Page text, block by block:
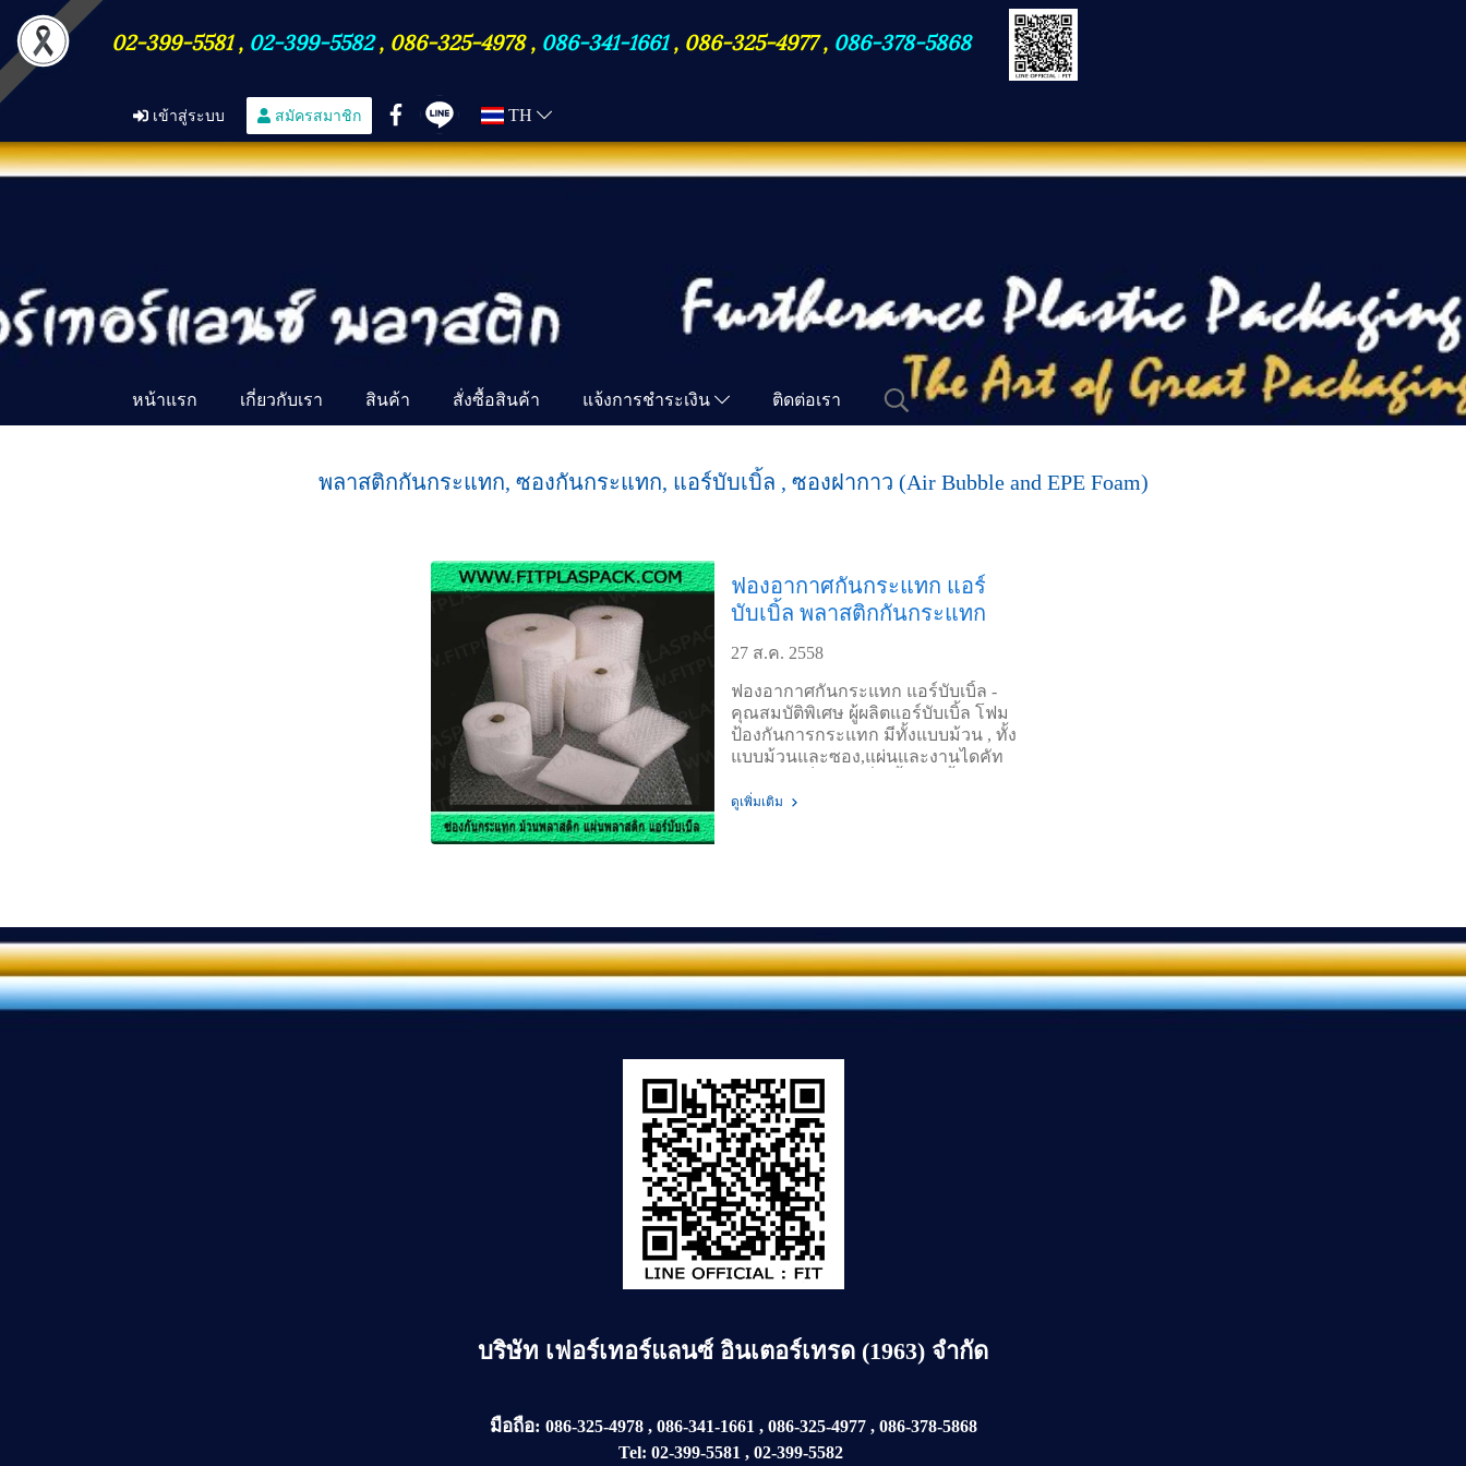
02-399-5581, 02-399-5582, 086-325-4978, 086-341-1661, 086-325-4977, 086-378-5868
เข้าสู่ระบบ สมัครสมาชิก TH
หน้าแรก เกี่ยวกับเรา สินค้า สั่งซื้อสินค้า แจ้งการชำระเงิน ติดต่อเรา
พลาสติกกันกระแทก, ซองกันกระแทก, แอร์บับเบิ้ล , ซองฝากาว (Air Bubble and EPE Foam)
ฟองอากาศกันกระแทก แอร์
บับเบิ้ล พลาสติกกันกระแทก
27 ส.ค. 2558
ฟองอากาศกันกระแทก แอร์บับเบิ้ล -
คุณสมบัติพิเศษ ผู้ผลิตแอร์บับเบิ้ล โฟม
ป้องกันการกระแทก มีทั้งแบบม้วน , ทั้ง
แบบม้วนและซอง,แผ่นและงานไดคัท
เบามีความยืดหยุ่นสูง วัสดุที่นิยมใช้
ทั้งนี้การเลือกใช้ฟองอากาศจำเป็นต้อง
พิจารณาตามคุณสมบัติต่างกันมีความ
หนาหลายขนาดและหลายแบบ แบบ
ธรรมดา แบบใส่สาร Anti-static (คือการ
ดูเพิ่มเติม
บริษัท เฟอร์เทอร์แลนซ์ อินเตอร์เทรด (1963) จำกัด
มือถือ: 086-325-4978, 086-341-1661 , 086-325-4977, 086-378-5868
Tel: 02-399-5581 , 02-399-5582